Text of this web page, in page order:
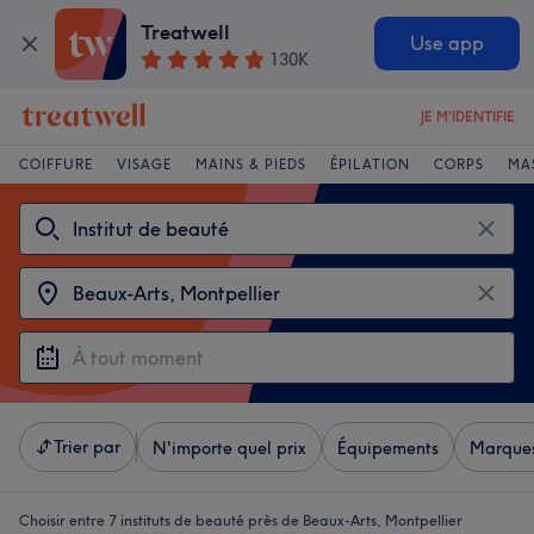
Treatwell
130K
Use app
JE M'IDENTIFIE
COIFFURE VISAGE MAINS & PIEDS ÉPILATION CORPS
Trier par N'importe quel prix Équipements
Choisir entre 7 instituts de beauté près de Beaux-Arts, Montpellier